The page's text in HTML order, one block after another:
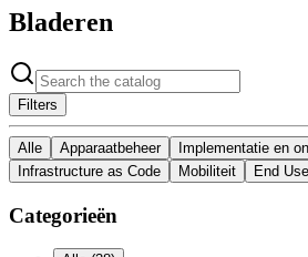
Bladeren
Filters
Alle Apparaatbeheer Implementatie en
Infrastructure as Code
Mobiliteit End
Categorieën